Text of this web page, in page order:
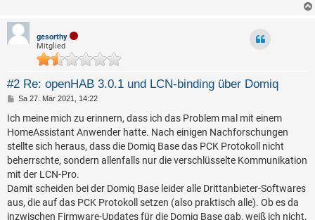
gesorthy
Mitglied
#2 Re: openHAB 3.0.1 und LCN-binding über Domiq
B
i
r
a
g
Sa 27. Mär 2021, 14:22
Ich meine mich zu erinnern, dass ich das Problem mal mit einem
HomeAssistant Anwender hatte. Nach einigen Nachforschungen
stellte sich heraus, dass die Domiq Base das PCK Protokoll nicht
beherrschte, sondern allenfalls nur die verschlüsselte Kommunikation
mit der LCN-Pro.
Damit scheiden bei der Domiq Base leider alle Drittanbieter-Softwares
aus, die auf das PCK Protokoll setzen (also praktisch alle). Ob es da
inzwischen Firmware-Updates für die Domiq Base gab, weiß ich nicht.